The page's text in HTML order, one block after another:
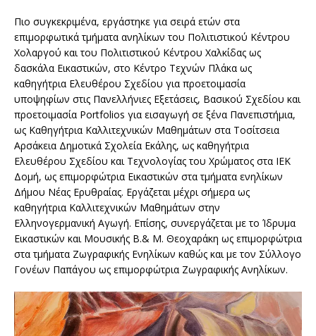
Πιο συγκεκριμένα, εργάστηκε για σειρά ετών στα
επιμορφωτικά τμήματα ανηλίκων του Πολιτιστικού Κέντρου
Χολαργού και του Πολιτιστικού Κέντρου Χαλκίδας ως
δασκάλα Εικαστικών, στο Κέντρο Τεχνών Πλάκα ως
καθηγήτρια Ελευθέρου Σχεδίου για προετοιμασία
υποψηφίων στις Πανελλήνιες Εξετάσεις, Βασικού Σχεδίου και
προετοιμασία Portfolios για εισαγωγή σε ξένα Πανεπιστήμια,
ως Καθηγήτρια Καλλιτεχνικών Μαθημάτων στα Τοσίτσεια
Αρσάκεια Δημοτικά Σχολεία Εκάλης, ως καθηγήτρια
Ελευθέρου Σχεδίου και Τεχνολογίας του Χρώματος στα ΙΕΚ
Δομή, ως επιμορφώτρια Εικαστικών στα τμήματα ενηλίκων
Δήμου Νέας Ερυθραίας. Εργάζεται μέχρι σήμερα ως
καθηγήτρια Καλλιτεχνικών Μαθημάτων στην
Ελληνογερμανική Αγωγή. Επίσης, συνεργάζεται με το Ίδρυμα
Εικαστικών και Μουσικής Β.& Μ. Θεοχαράκη ως επιμορφώτρια
στα τμήματα Ζωγραφικής Ενηλίκων καθώς και με τον Σύλλογο
Γονέων Παπάγου ως επιμορφώτρια Ζωγραφικής Ανηλίκων.